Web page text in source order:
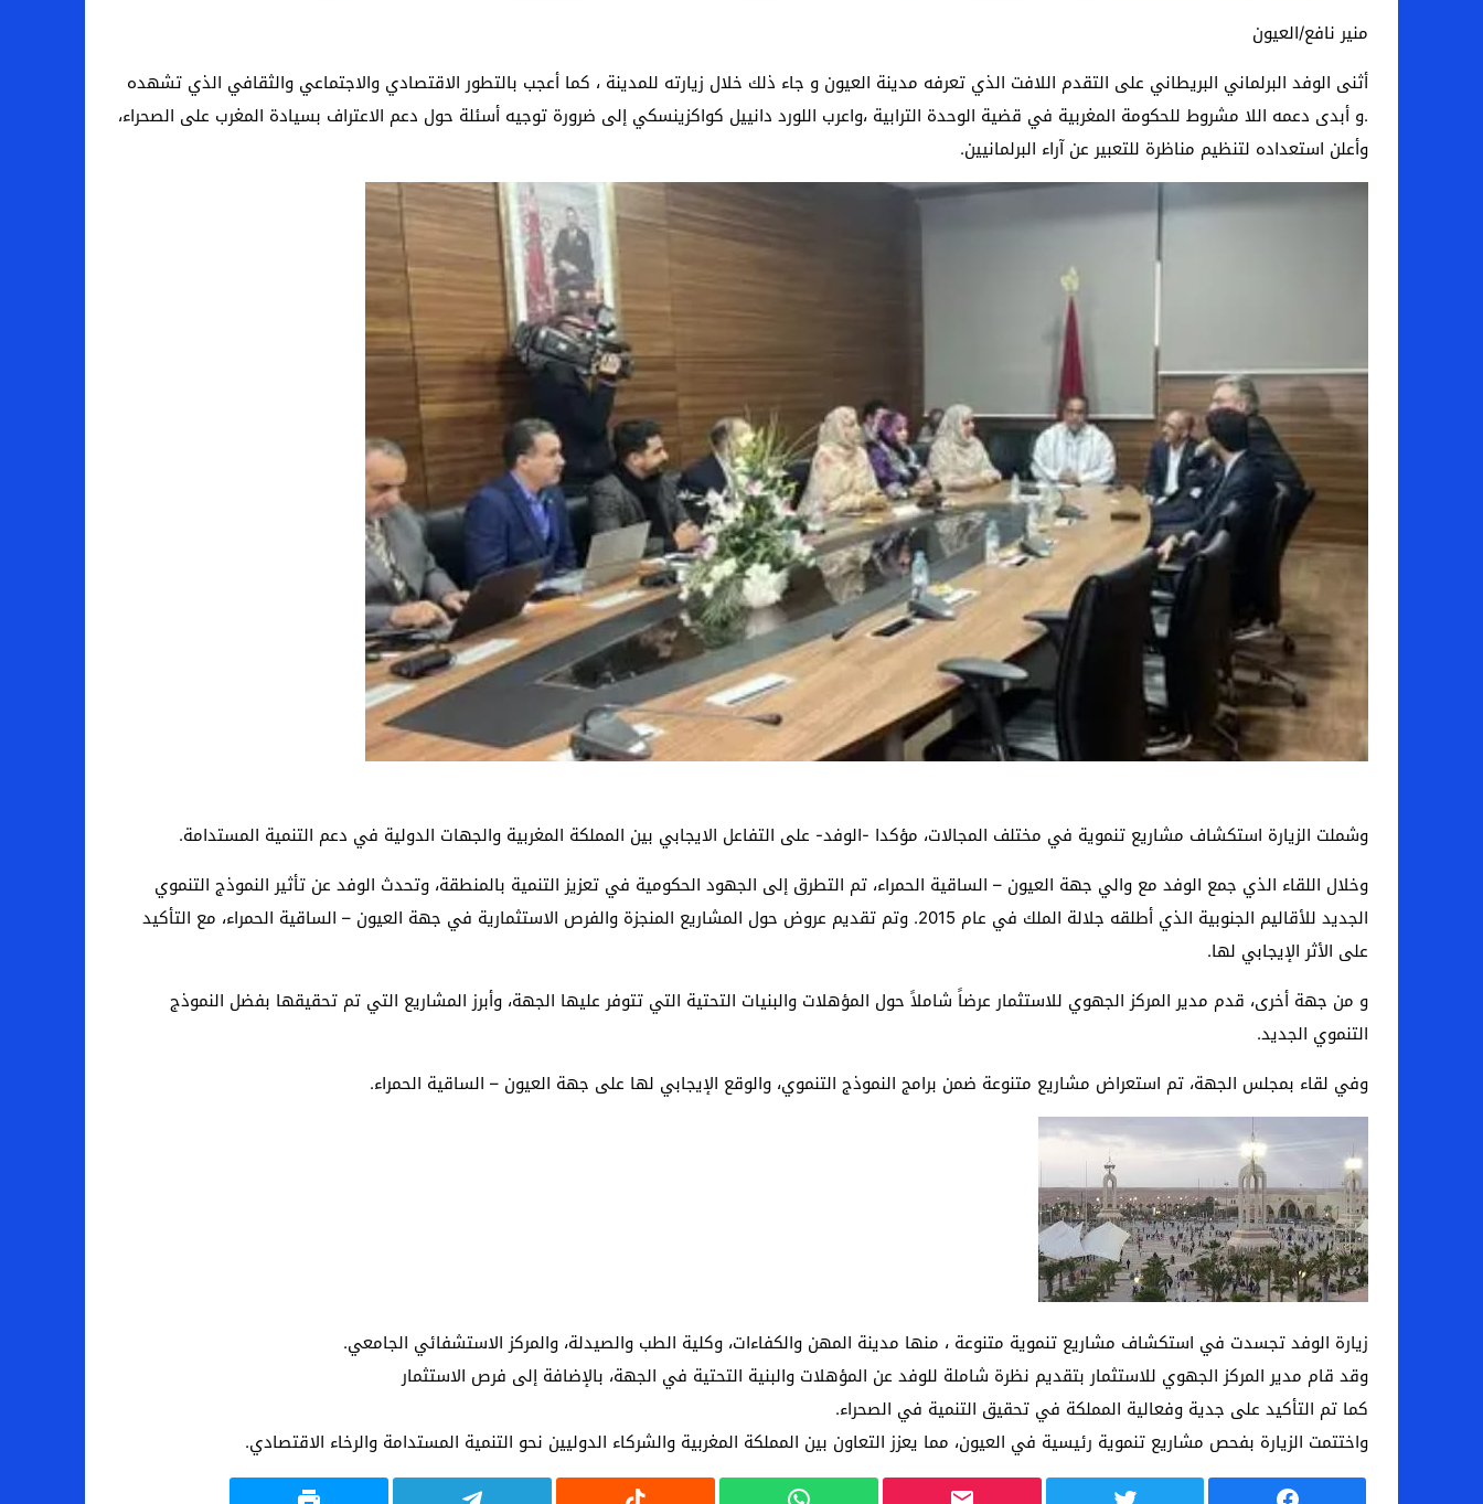
منير نافع/العيون
أثنى الوفد البرلماني البريطاني على التقدم اللافت الذي تعرفه مدينة العيون و جاء ذلك خلال زيارته للمدينة ، كما أعجب بالتطور الاقتصادي والاجتماعي والثقافي الذي تشهده
.و أبدى دعمه اللا مشروط للحكومة المغربية في قضية الوحدة الترابية ،واعرب اللورد دانييل كواكزينسكي إلى ضرورة توجيه أسئلة حول دعم الاعتراف بسيادة المغرب على الصحراء،
وأعلن استعداده لتنظيم مناظرة للتعبير عن آراء البرلمانيين.
وشملت الزيارة استكشاف مشاريع تنموية في مختلف المجالات، مؤكدا -الوفد- على التفاعل الايجابي بين المملكة المغربية والجهات الدولية في دعم التنمية المستدامة.
وخلال اللقاء الذي جمع الوفد مع والي جهة العيون – الساقية الحمراء، تم التطرق إلى الجهود الحكومية في تعزيز التنمية بالمنطقة، وتحدث الوفد عن تأثير النموذج التنموي
الجديد للأقاليم الجنوبية الذي أطلقه جلالة الملك في عام 2015. وتم تقديم عروض حول المشاريع المنجزة والفرص الاستثمارية في جهة العيون – الساقية الحمراء، مع التأكيد
على الأثر الإيجابي لها.
و من جهة أخرى، قدم مدير المركز الجهوي للاستثمار عرضاً شاملاً حول المؤهلات والبنيات التحتية التي تتوفر عليها الجهة، وأبرز المشاريع التي تم تحقيقها بفضل النموذج
التنموي الجديد.
وفي لقاء بمجلس الجهة، تم استعراض مشاريع متنوعة ضمن برامج النموذج التنموي، والوقع الإيجابي لها على جهة العيون – الساقية الحمراء.
زيارة الوفد تجسدت في استكشاف مشاريع تنموية متنوعة ، منها مدينة المهن والكفاءات، وكلية الطب والصيدلة، والمركز الاستشفائي الجامعي.
وقد قام مدير المركز الجهوي للاستثمار بتقديم نظرة شاملة للوفد عن المؤهلات والبنية التحتية في الجهة، بالإضافة إلى فرص الاستثمار
كما تم التأكيد على جدية وفعالية المملكة في تحقيق التنمية في الصحراء.
واختتمت الزيارة بفحص مشاريع تنموية رئيسية في العيون، مما يعزز التعاون بين المملكة المغربية والشركاء الدوليين نحو التنمية المستدامة والرخاء الاقتصادي.